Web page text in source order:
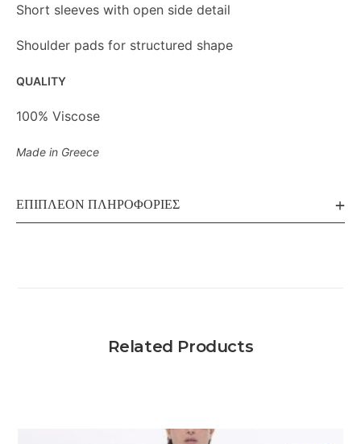
Short sleeves with open side detail
Shoulder pads for structured shape
QUALITY
100% Viscose
Made in Greece
ΕΠΙΠΛΈΟΝ ΠΛΗΡΟΦΟΡΊΕΣ
Related Products